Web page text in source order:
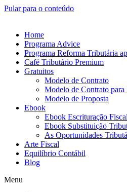
Pular para o conteúdo
Home
Programa Advice
Programa Reforma Tributária
Café Tributário Premium
Gratuitos
Modelo de Contrato
Modelo de Contrato para
Modelo de Proposta
Ebook
Ebook Escrituração Fiscal
Ebook Substituição
As Oportunidades
Arte Fiscal
Equilíbrio Contábil
Blog
Menu